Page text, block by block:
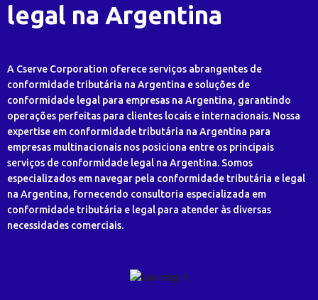
legal na Argentina
A Cserve Corporation oferece serviços abrangentes de
conformidade tributária na Argentina e soluções de
conformidade legal para empresas na Argentina, garantindo
operações perfeitas para clientes locais e internacionais. Nossa
expertise em conformidade tributária na Argentina para
empresas multinacionais nos posiciona entre os principais
serviços de conformidade legal na Argentina. Somos
especializados em navegar pela conformidade tributária e legal
na Argentina, fornecendo consultoria especializada em
conformidade tributária e legal para atender às diversas
necessidades comerciais.